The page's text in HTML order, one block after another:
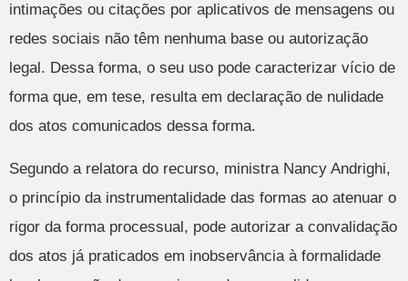
intimações ou citações por aplicativos de mensagens ou
redes sociais não têm nenhuma base ou autorização
legal. Dessa forma, o seu uso pode caracterizar vício de
forma que, em tese, resulta em declaração de nulidade
dos atos comunicados dessa forma.
Segundo a relatora do recurso, ministra Nancy Andrighi,
o princípio da instrumentalidade das formas ao atenuar o
rigor da forma processual, pode autorizar a convalidação
dos atos já praticados em inobservância à formalidade